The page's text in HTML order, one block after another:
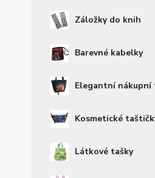
Záložky do knih
Barevné kabelky
Elegantní nákupní
Kosmetické
Látkové tašky